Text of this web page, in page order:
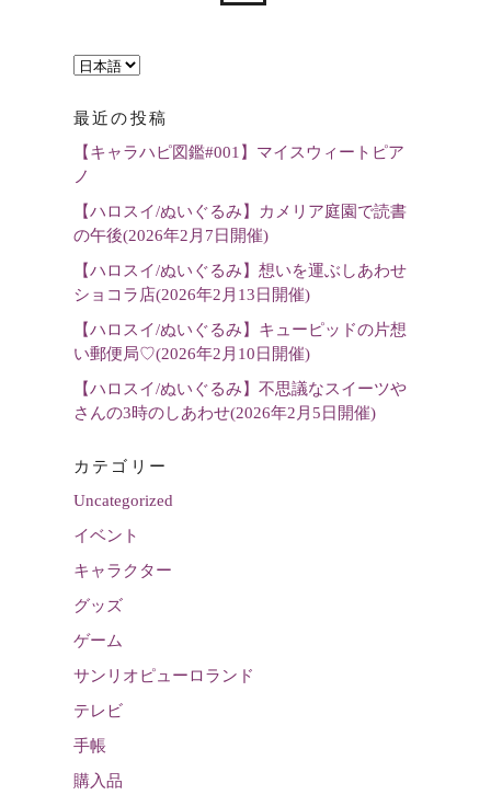
言
を
選
最近の投稿
【キャラハピ図鑑#001】マイスウィートピア
ノ
【ハロスイ/ぬいぐるみ】カメリア庭園で読書
の午後(2026年2月7日開催)
【ハロスイ/ぬいぐるみ】想いを運ぶしあわせ
ショコラ店(2026年2月13日開催)
【ハロスイ/ぬいぐるみ】キューピッドの片想
い郵便局♡(2026年2月10日開催)
【ハロスイ/ぬいぐるみ】不思議なスイーツや
さんの3時のしあわせ(2026年2月5日開催)
カテゴリー
Uncategorized
イベント
キャラクター
グッズ
ゲーム
サンリオピューロランド
テレビ
手帳
購入品